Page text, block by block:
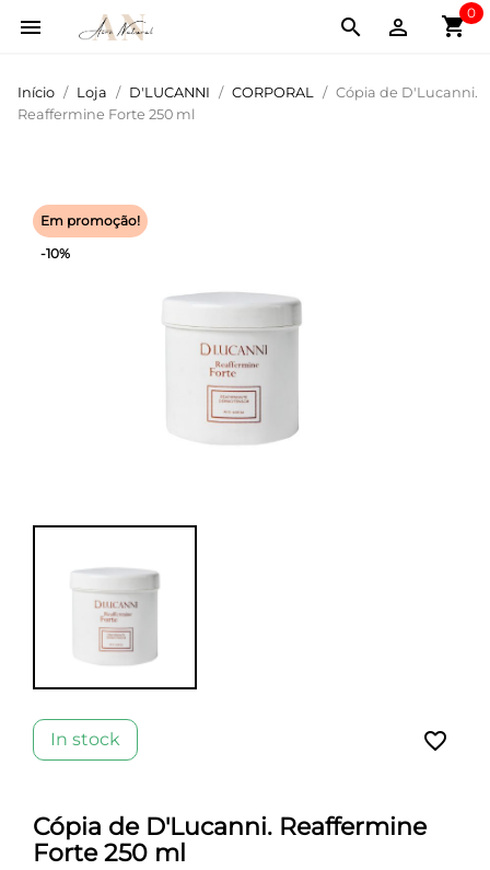
 shopping_cart
0


Início Loja D'LUCANNI CORPORAL
Cópia de D'Lucanni.
Reaffermine Forte 250 ml
Em promoção!
-10%
In stock favorite_border
Cópia de D'Lucanni. Reaffermine
Forte 250 ml